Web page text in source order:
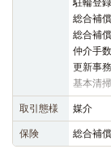
総合補
総合補
仲介手
更新事
基本清
取引態様 媒介
保険 総合補